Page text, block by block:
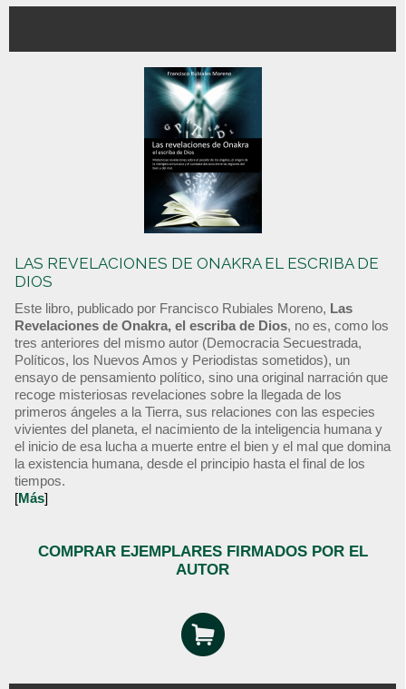
LAS REVELACIONES DE ONAKRA EL ESCRIBA DE
DIOS
Este libro, publicado por Francisco Rubiales Moreno, Las
Revelaciones de Onakra, el escriba de Dios, no es, como los
tres anteriores del mismo autor (Democracia Secuestrada,
Políticos, los Nuevos Amos y Periodistas sometidos), un
ensayo de pensamiento político, sino una original narración que
recoge misteriosas revelaciones sobre la llegada de los
primeros ángeles a la Tierra, sus relaciones con las especies
vivientes del planeta, el nacimiento de la inteligencia humana y
el inicio de esa lucha a muerte entre el bien y el mal que domina
la existencia humana, desde el principio hasta el final de los
tiempos.
[Más]
COMPRAR EJEMPLARES FIRMADOS POR EL
AUTOR